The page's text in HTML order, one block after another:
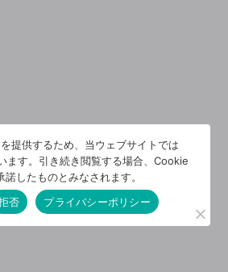
提供するため、当ウェブサイトでは
ます。引き続き閲覧する場合、Cookie
諾したものとみなされます。
否 プライバシーポリシー